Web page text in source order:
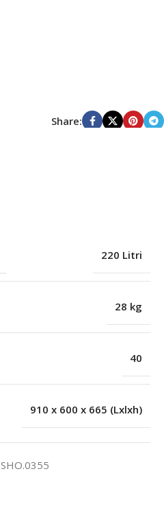
Share:
220 Litri
28 kg
40
910 x 600 x 665 (Lxlxh)
SHO.0355